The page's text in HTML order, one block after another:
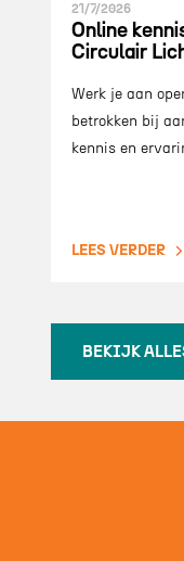
21/7/2026
Online
Circulair
Werk je aan
betrokken bij
kennis en
LEES VERDER
BEKIJK